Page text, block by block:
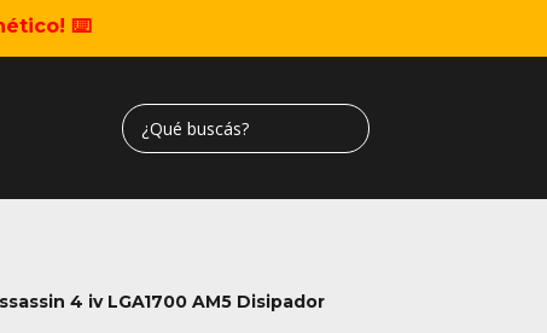
⌨️
4 iv LGA1700 AM5 Disipador